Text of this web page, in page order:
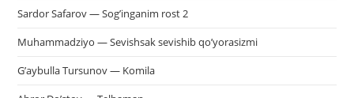
Sardor Safarov — Sog’inganim rost 2
Muhammadziyo — Sevishsak sevishib qo’yorasizmi
G’aybulla Tursunov — Komila